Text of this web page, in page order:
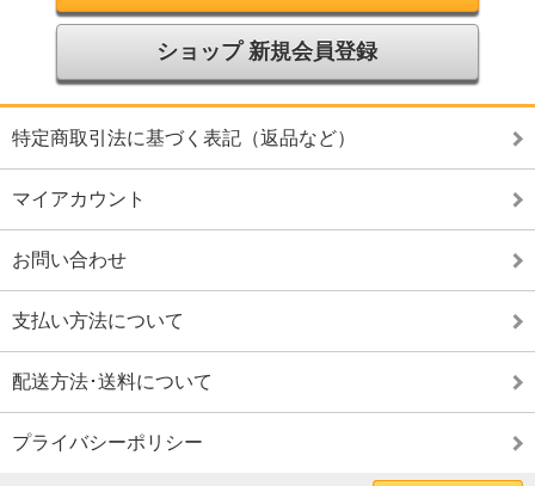
ショップ 新規会員登録
特定商取引法に基づく表記（返品など）
マイアカウント
お問い合わせ
支払い方法について
配送方法･送料について
プライバシーポリシー